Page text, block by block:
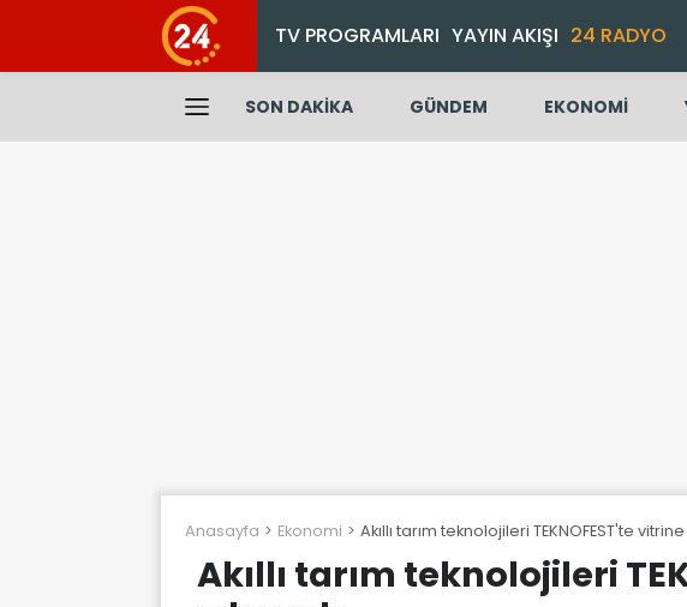
TV PROGRAMLARI YAYIN AKIŞI 24 RADYO
SON DAKİKA GÜNDEM EKONOMİ
Anasayfa Ekonomi Akıllı tarım teknolojileri TEKNOFEST'te
Akıllı tarım teknolojileri